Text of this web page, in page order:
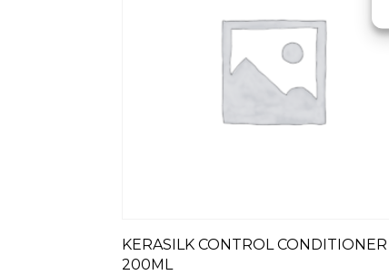
KERASILK CONTROL CONDITIONER
200ML